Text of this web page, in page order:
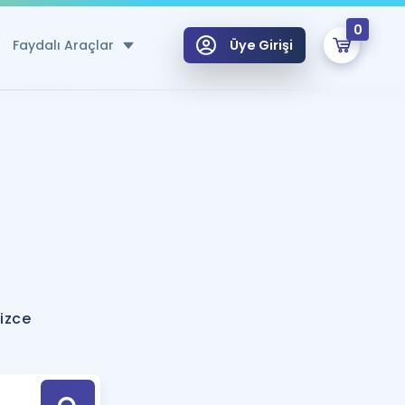
Faydalı Araçlar
Hesaplama Aracı
için Öneriler
Tek Takvimde
Üye Girişi
0